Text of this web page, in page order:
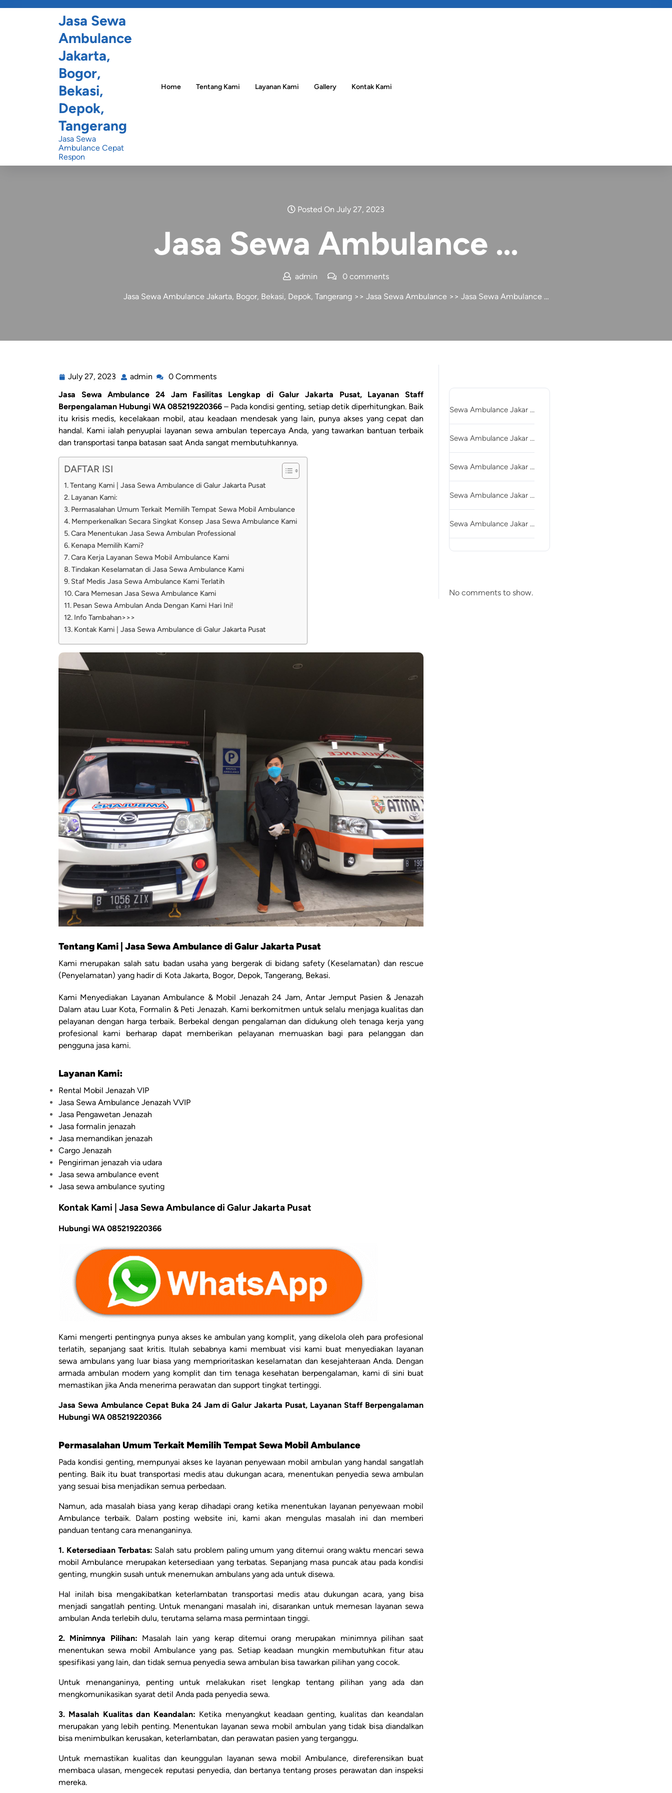
Jasa Sewa
Ambulance
Jakarta,
Bogor,
Bekasi,
Depok,
Tangerang
Jasa Sewa
Ambulance Cepat
Respon
Home Tentang Kami Layanan Kami Gallery Kontak Kami
Posted On July 27, 2023
Jasa Sewa Ambulance …
admin 0 comments
Jasa Sewa Ambulance Jakarta, Bogor, Bekasi, Depok, Tangerang>> Jasa Sewa Ambulance >> Jasa Sewa Ambulance …
July 27, 2023 admin
0 Comments
Jasa Sewa Ambulance 24 Jam Fasilitas Lengkap di Galur Jakarta Pusat, Layanan Staff
Berpengalaman Hubungi WA 085219220366 – Pada kondisi genting, setiap detik diperhitungkan. Baik
itu krisis medis, kecelakaan mobil, atau keadaan mendesak yang lain, punya akses yang cepat dan
handal. Kami ialah penyuplai layanan sewa ambulan tepercaya Anda, yang tawarkan bantuan terbaik
dan transportasi tanpa batasan saat Anda sangat membutuhkannya.
DAFTAR ISI
Tentang Kami | Jasa Sewa Ambulance di Galur Jakarta Pusat
Layanan Kami:
Permasalahan Umum Terkait Memilih Tempat Sewa Mobil Ambulance
Memperkenalkan Secara Singkat Konsep Jasa Sewa Ambulance Kami
Cara Menentukan Jasa Sewa Ambulan Professional
Kenapa Memilih Kami?
Cara Kerja Layanan Sewa Mobil Ambulance Kami
Tindakan Keselamatan di Jasa Sewa Ambulance Kami
Staf Medis Jasa Sewa Ambulance Kami Terlatih
Cara Memesan Jasa Sewa Ambulance Kami
Pesan Sewa Ambulan Anda Dengan Kami Hari Ini!
Info Tambahan>>>
Kontak Kami | Jasa Sewa Ambulance di Galur Jakarta Pusat
Tentang Kami | Jasa Sewa Ambulance di Galur Jakarta Pusat
Kami merupakan salah satu badan usaha yang bergerak di bidang safety (Keselamatan) dan rescue
(Penyelamatan) yang hadir di Kota Jakarta, Bogor, Depok, Tangerang, Bekasi.
Kami Menyediakan Layanan Ambulance & Mobil Jenazah 24 Jam, Antar Jemput Pasien & Jenazah
Dalam atau Luar Kota, Formalin & Peti Jenazah. Kami berkomitmen untuk selalu menjaga kualitas dan
pelayanan dengan harga terbaik. Berbekal dengan pengalaman dan didukung oleh tenaga kerja yang
profesional kami berharap dapat memberikan pelayanan memuaskan bagi para pelanggan dan
pengguna jasa kami.
Layanan Kami:
Rental Mobil Jenazah VIP
Jasa Sewa Ambulance Jenazah VVIP
Jasa Pengawetan Jenazah
Jasa formalin jenazah
Jasa memandikan jenazah
Cargo Jenazah
Pengiriman jenazah via udara
Jasa sewa ambulance event
Jasa sewa ambulance syuting
Kontak Kami | Jasa Sewa Ambulance di Galur Jakarta Pusat
Hubungi WA 085219220366
Kami mengerti pentingnya punya akses ke ambulan yang komplit, yang dikelola oleh para profesional
terlatih, sepanjang saat kritis. Itulah sebabnya kami membuat visi kami buat menyediakan layanan
sewa ambulans yang luar biasa yang memprioritaskan keselamatan dan kesejahteraan Anda. Dengan
armada ambulan modern yang komplit dan tim tenaga kesehatan berpengalaman, kami di sini buat
memastikan jika Anda menerima perawatan dan support tingkat tertinggi.
Jasa Sewa Ambulance Cepat Buka 24 Jam di Galur Jakarta Pusat, Layanan Staff Berpengalaman
Hubungi WA 085219220366
Permasalahan Umum Terkait Memilih Tempat Sewa Mobil Ambulance
Pada kondisi genting, mempunyai akses ke layanan penyewaan mobil ambulan yang handal sangatlah
penting. Baik itu buat transportasi medis atau dukungan acara, menentukan penyedia sewa ambulan
yang sesuai bisa menjadikan semua perbedaan.
Namun, ada masalah biasa yang kerap dihadapi orang ketika menentukan layanan penyewaan mobil
Ambulance terbaik. Dalam posting website ini, kami akan mengulas masalah ini dan memberi
panduan tentang cara menanganinya.
1. Ketersediaan Terbatas: Salah satu problem paling umum yang ditemui orang waktu mencari sewa
mobil Ambulance merupakan ketersediaan yang terbatas. Sepanjang masa puncak atau pada kondisi
genting, mungkin susah untuk menemukan ambulans yang ada untuk disewa.
Hal inilah bisa mengakibatkan keterlambatan transportasi medis atau dukungan acara, yang bisa
menjadi sangatlah penting. Untuk menangani masalah ini, disarankan untuk memesan layanan sewa
ambulan Anda terlebih dulu, terutama selama masa permintaan tinggi.
2. Minimnya Pilihan: Masalah lain yang kerap ditemui orang merupakan minimnya pilihan saat
menentukan sewa mobil Ambulance yang pas. Setiap keadaan mungkin membutuhkan fitur atau
spesifikasi yang lain, dan tidak semua penyedia sewa ambulan bisa tawarkan pilihan yang cocok.
Untuk menanganinya, penting untuk melakukan riset lengkap tentang pilihan yang ada dan
mengkomunikasikan syarat detil Anda pada penyedia sewa.
3. Masalah Kualitas dan Keandalan: Ketika menyangkut keadaan genting, kualitas dan keandalan
merupakan yang lebih penting. Menentukan layanan sewa mobil ambulan yang tidak bisa diandalkan
bisa menimbulkan kerusakan, keterlambatan, dan perawatan pasien yang terganggu.
Untuk memastikan kualitas dan keunggulan layanan sewa mobil Ambulance, direferensikan buat
membaca ulasan, mengecek reputasi penyedia, dan bertanya tentang proses perawatan dan inspeksi
mereka.
Sewa Ambulance Jakar …
Sewa Ambulance Jakar …
Sewa Ambulance Jakar …
Sewa Ambulance Jakar …
Sewa Ambulance Jakar …
No comments to show.